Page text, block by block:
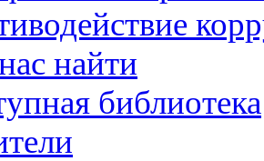
найти
библиотека